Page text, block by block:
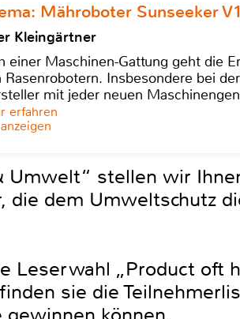
Mähroboter Sunseeker
Kleingärtner
einer Maschinen-Gattung geht die
Rasenrobotern. Insbesondere bei
mit jeder neuen
erfahren
Umwelt“ stellen wir
die dem Umweltschutz
Leserwahl „Product oft
sie die